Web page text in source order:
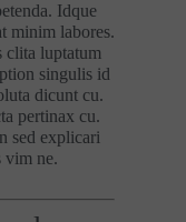
Idque
minim labores.
clita luptatum
singulis id
dicunt cu.
pertinax cu.
sed explicari
vim ne.